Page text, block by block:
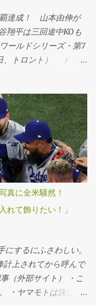
覇達成！ 山本由伸が
平は三回途中KOも
ールドシリーズ・第7
、トロント） ドジャ
塁のピンチを切り抜
目を挙げた。「1番・
手は三回に決勝3ラン
れKO。打者としては
数2安打1四球だっ
説的だ。 ・ははは、
て感謝する。 ・よお
しすぎる。 ・よっし
サイト） ・デーブ・
・やった！ホーム後
ない、勝ち切った！
だ ・信じてた！ ・
た、反省する。 ・ヤ
そ、野球をぶっ壊し
真に全米騒然！
れて飾りたい！」
にするにふさわしい。
計上されてから呼んで
（外部サイト） ・こ
・ヤマモトは決して